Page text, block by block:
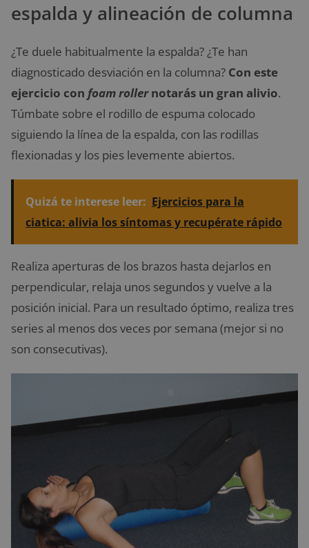
espalda y alineación de columna
¿Te duele habitualmente la espalda? ¿Te han
diagnosticado desviación en la columna? Con este
ejercicio con foam rollernotarás un gran alivio.
Túmbate sobre el rodillo de espuma colocado
siguiendo la línea de la espalda, con las rodillas
flexionadas y los pies levemente abiertos.
Quizá te interese leer: Ejercicios para la
ciatica: alivia los síntomas y recupérate rápido
Realiza aperturas de los brazos hasta dejarlos en
perpendicular, relaja unos segundos y vuelve a la
posición inicial. Para un resultado óptimo, realiza tres
series al menos dos veces por semana (mejor si no
son consecutivas).